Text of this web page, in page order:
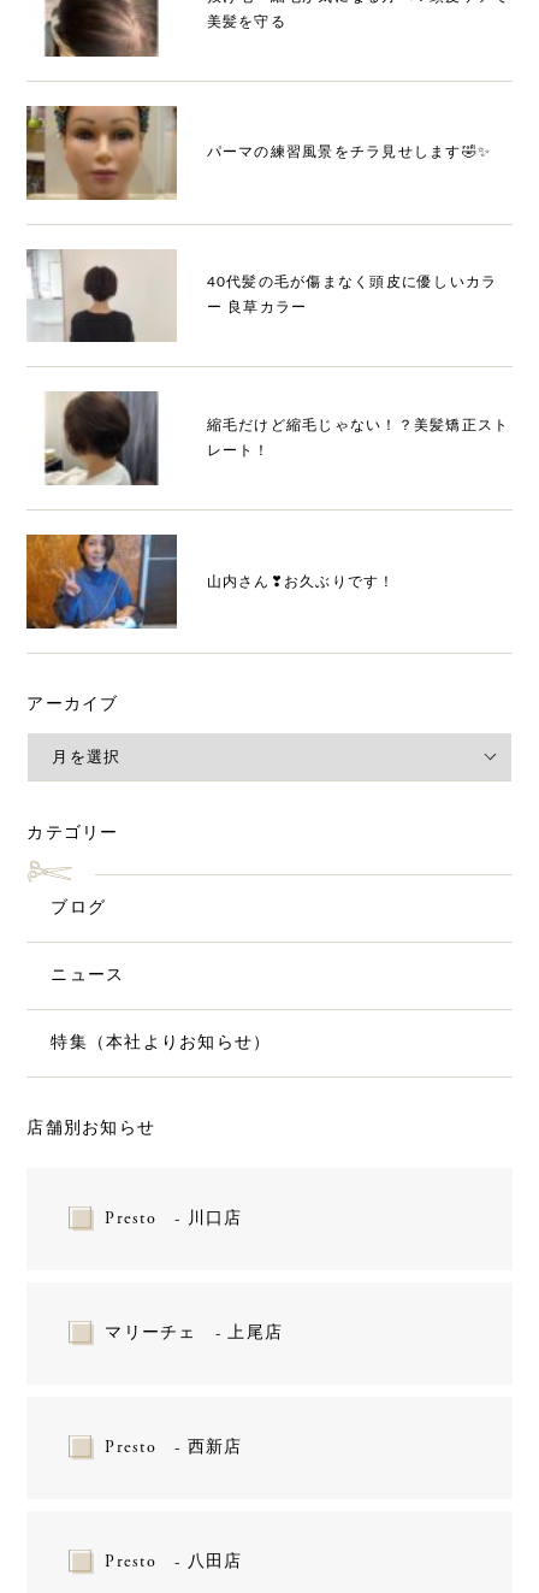
美髪を守る
パーマの練習風景をチラ見せします🤣✨
40代髪の毛が傷まなく頭皮に優しいカラ
ー 良草カラー
縮毛だけど縮毛じゃない！？美髪矯正スト
レート！
山内さん❣お久ぶりです！
アーカイブ
カテゴリー
ブログ
ニュース
特集（本社よりお知らせ）
店舗別お知らせ
Presto - 川口店
マリーチェ - 上尾店
Presto - 西新店
Presto - 八田店